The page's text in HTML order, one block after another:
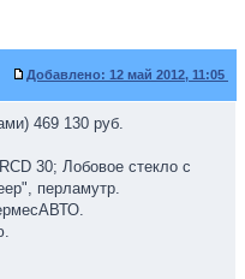
Добавлено: 12 май 2012, 11:05
469 130 руб.
30; Лобовое стекло с
перламутр.